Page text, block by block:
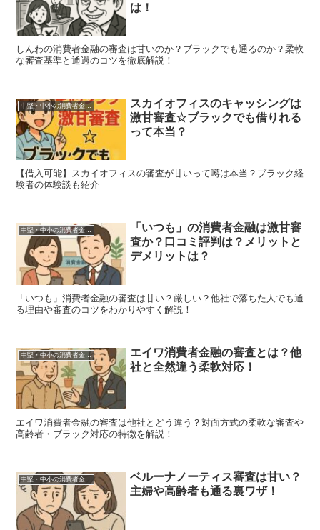
は！
しんわの消費者金融の審査は甘いのか？ブラックでも通るのか？柔軟
な審査基準と通過のコツを徹底解説！
中堅・中小の消費者金融一覧
スカイオフィスのキャッシングは
激甘審査☆ブラックでも借りれる
って本当？
【借入可能】スカイオフィスの審査が甘いって噂は本当？ブラック経
験者の体験談も紹介
中堅・中小の消費者金融一覧
「いつも」の消費者金融は激甘審
査か？口コミ評判は？メリットと
デメリットは？
「いつも」消費者金融の審査は甘い？厳しい？他社で落ちた人でも通
る理由や審査のコツをわかりやすく解説！
中堅・中小の消費者金融一覧
エイワ消費者金融の審査とは？他
社と全然違う柔軟対応！
エイワ消費者金融の審査は他社とどう違う？対面方式の柔軟な審査や
高齢者・ブラック対応の特徴を解説！
中堅・中小の消費者金融一覧
ベルーナノーティス審査は甘い？
主婦や高齢者も通る裏ワザ！